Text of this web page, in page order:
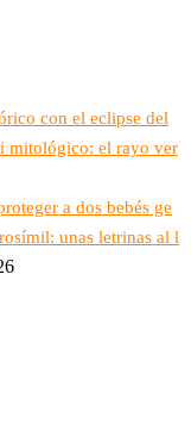
con el eclipse del
mitológico: el rayo ver
a dos bebés ge
unas letrinas al l